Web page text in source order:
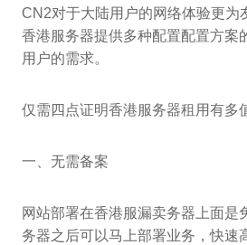
CN2对于大陆用户的网络体验更为
香港服务器提供多种配置配置方案
用户的需求。
仅需四点证明香港服务器租用有多
一、无需备案
网站部署在香港服漏卖务器上面是
务器之后可以马上部署业务，快速